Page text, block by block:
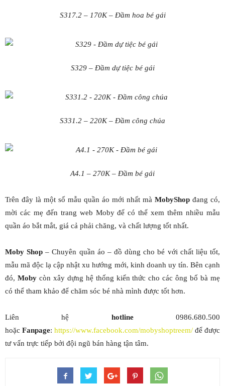
S317.2 – 170K – Đầm hoa bé gái
S329 – Đầm dự tiệc bé gái
S331.2 – 220K – Đầm công chúa
A4.1 – 270K – Đầm bé gái
Trên đây là một số mẫu quần áo mới nhất mà MobyShop đang có,
mời các mẹ đến trang web Moby để có thể xem thêm nhiều mẫu
quần áo bắt mắt, giá cả phải chăng, và chất lượng tốt nhất.
Moby Shop – Chuyên quần áo – đồ dùng cho bé với chất liệu tốt,
mẫu mã độc lạ cập nhật xu hướng mới, kinh doanh uy tín. Bên cạnh
đó, Mobycòn xây dựng hệ thống kiến thức cho các ông bố bà mẹ
có thể tham khảo để chăm sóc bé nhà mình được tốt hơn.
Liên hệ hotline0986.680.500
hoặc Fanpage: https://www.facebook.com/mobyshoptreem/ để được
tư vấn trực tiếp bởi đội ngũ bán hàng tận tâm.